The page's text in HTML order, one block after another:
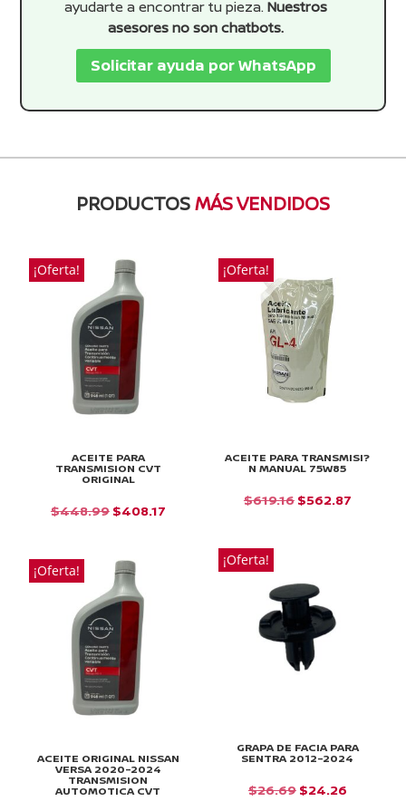
ayudarte a encontrar tu pieza. Nuestros
asesores no son chatbots.
Solicitar ayuda por WhatsApp
PRODUCTOSMÁS VENDIDOS
¡Oferta!
ACEITE PARA
TRANSMISION CVT
ORIGINAL
$448.99 EL
ORIGINAL
ERA:
$448.99.
$408.17EL
¡Oferta!
ACEITE PARA TRANSMISI?
N MANUAL 75W85
$619.16 EL
$619.16.
$562.87EL
¡Oferta!
GRAPA DE FACIA PARA
SENTRA 2012-2024
$26.69 EL
$24.26EL
¡Oferta!
ACEITE ORIGINAL NISSAN
VERSA 2020-2024
TRANSMISION
AUTOMOTICA CVT